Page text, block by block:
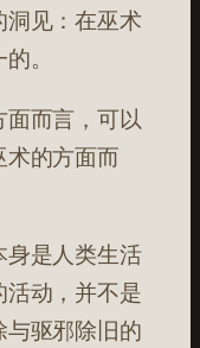
见：在巫术
。
而言，可以
的方面而
是人类生活
动，并不是
驱邪除旧的